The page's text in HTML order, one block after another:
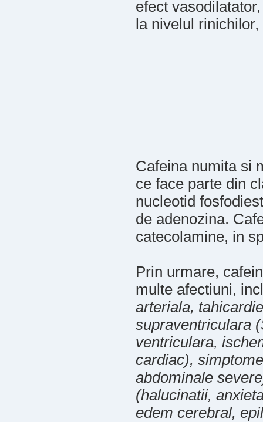
efect
la nivelul
Cafeina numita si
ce face parte din
nucleotid
de adenozina.
catecolamine, in
Prin urmare,
multe afectiuni,
arteriala,
supraventriculara
ventriculara,
cardiac),
abdominale
(halucinatii,
edem cerebral,